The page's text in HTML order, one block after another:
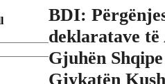
BDI:
deklaratave
Gjuhën
Gjykatën